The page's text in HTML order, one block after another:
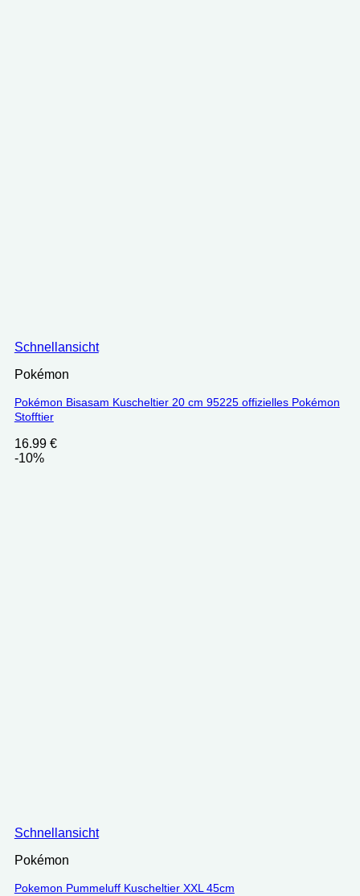
Schnellansicht
Pokémon
Pokémon Bisasam Kuscheltier 20 cm 95225 offizielles Pokémon
Stofftier
16.99 €
-10%
Schnellansicht
Pokémon
Pokemon Pummeluff Kuscheltier XXL 45cm